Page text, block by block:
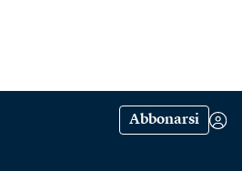
Abbonarsi